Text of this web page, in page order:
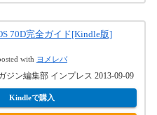
70D完全ガイド[Kindle版]
with ヨメレバ
ジン編集部 インプレス 2013-09-09
Kindleで購入